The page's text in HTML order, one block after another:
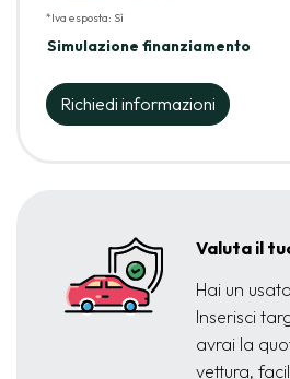
*Iva esposta: Sì
Simulazione finanziamento
Richiedi informazioni
Valuta il
Hai un
Inserisci
avrai la
vettura,